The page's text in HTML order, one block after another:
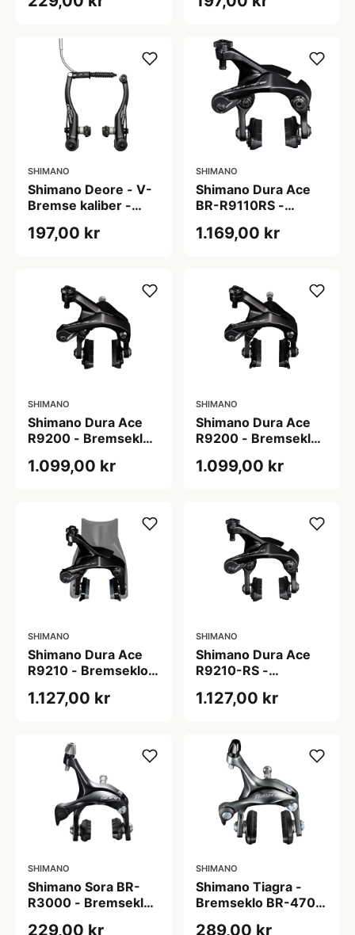
SHIMANO
Shimano Deore - V-
Bremse kaliber -
197,00 kr
SHIMANO
Shimano Dura Ace
BR-R9110RS -
- Direkte montering
1.169,00 kr
SHIMANO
Shimano Dura Ace
R9200 - Bremseklo
Centerbolt
1.099,00 kr
SHIMANO
Shimano Dura Ace
R9200 - Bremseklo
Centerbolt
1.099,00 kr
SHIMANO
Shimano Dura Ace
R9210 - Bremseklo
montering
1.127,00 kr
SHIMANO
Shimano Dura Ace
R9210-RS -
- 2 bolt montering
1.127,00 kr
SHIMANO
Shimano Sora BR-
R3000 - Bremseklo
229,00 kr
SHIMANO
Shimano Tiagra -
Bremseklo BR-4700
289,00 kr